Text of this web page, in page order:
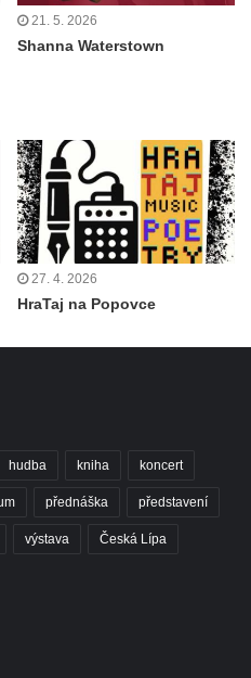
21. 5. 2026
Shanna Waterstown
27. 4. 2026
HraTaj na Popovce
hudba kniha koncert
přednáška představení
výstava Česká Lípa